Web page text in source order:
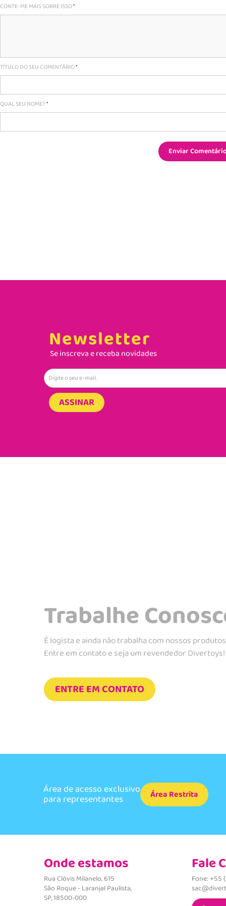
CONTE-ME MAIS SOBRE ISSO
TÍTULO DO SEU COMENTÁRIO
QUAL SEU NOME?
Enviar
Newsletter
Se inscreva e receba novidades
ASSINAR
Trabalhe
É logista e ainda não trabalha com nossos
Entre em contato e seja um revendedor Divertoys!
ENTRE EM CONTATO
Área de acesso exclusivo
para representantes Área Restrita
Onde estamos
Rua Clóvis Milanelo, 615
São Roque - Laranjal Paulista,
SP, 18500-000
Fale
Fone: +55